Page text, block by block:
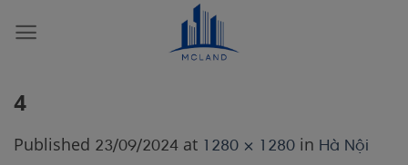
4
Published 23/09/2024 at 1280 × 1280 in Hà Nội